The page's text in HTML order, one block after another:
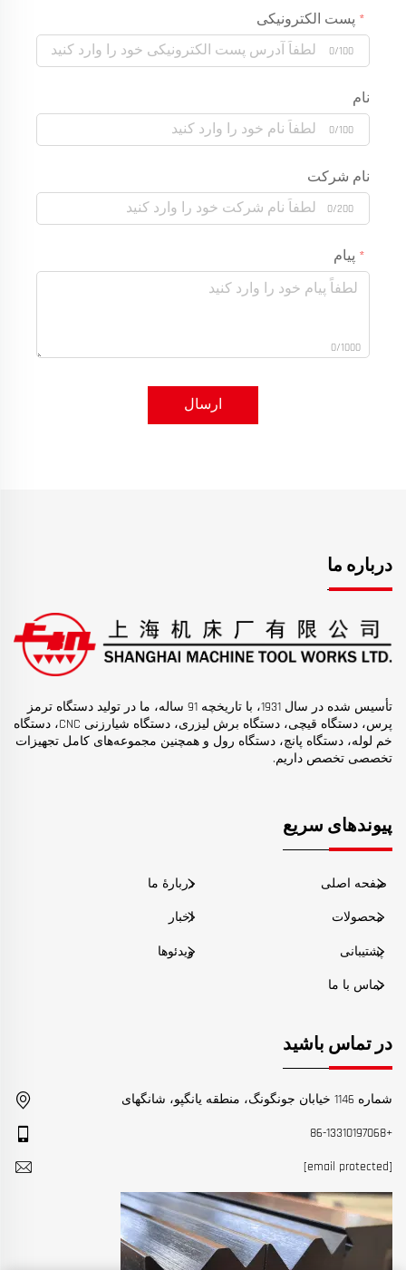
پست الکترونیکی
0/100
نام
0/100
نام شرکت
0/200
پیام
0/1000
ارسال
درباره ما
تأسیس شده در سال 1931، با تاریخچه 91 ساله، ما در تولید دستگاه ترمز
پرس، دستگاه قیچی، دستگاه برش لیزری، دستگاه شیارزنی CNC، دستگاه
خم لوله، دستگاه پانچ، دستگاه رول و همچنین مجموعه‌های کامل تجهیزات
تخصصی تخصص داریم.
پیوندهای سریع
صفحه اصلی دربارهٔ ما
محصولات اخبار
پشتیبانی ویدئوها
تماس با ما
در تماس باشید
شماره 1146 خیابان جونگونگ، منطقه یانگپو، شانگهای
+86-13310197068
[email protected]